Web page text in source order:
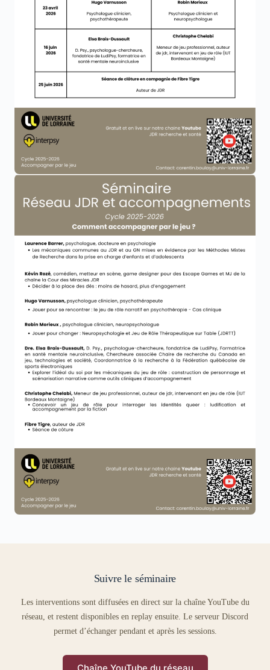
Suivre le séminaire
Les interventions sont diffusées en direct sur la chaîne YouTube du
réseau, et restent disponibles en replay ensuite. Le serveur Discord
permet d’échanger pendant et après les sessions.
Chaîne YouTube du réseau